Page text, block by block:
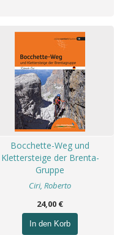
Bocchette-Weg und
Klettersteige der Brenta-
Gruppe
Ciri, Roberto
24,00 €
In den Korb